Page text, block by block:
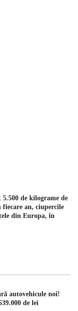
de kilograme de
fiecare an, ciupercile
din Europa, în
autovehicule noi!
de lei